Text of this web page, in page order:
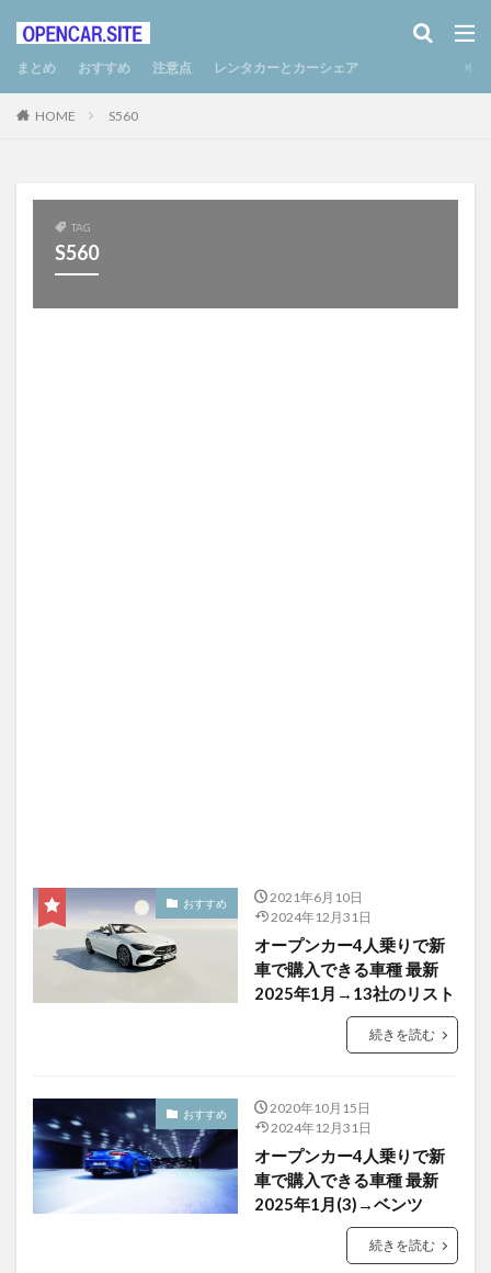
まとめ おすすめ 注意点 レンタカーとカーシェア
HOME S560
TAG
S560
おすすめ
2021年6月10日
2024年12月31日
オープンカー4人乗りで新
車で購入できる車種 最新
2025年1月→13社のリスト
続きを読む
おすすめ
2020年10月15日
2024年12月31日
オープンカー4人乗りで新
車で購入できる車種 最新
2025年1月(3)→ベンツ
続きを読む